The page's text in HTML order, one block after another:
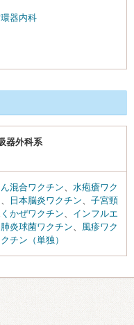
器内科
器外科系
混合ワクチン
水疱瘡ワク
日本脳炎ワクチン
子宮頸
かぜワクチン
インフルエ
炎球菌ワクチン
風疹ワク
チン（単独）